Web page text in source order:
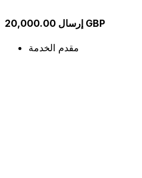
إرسال 20,000.00 GBP
مقدم الخدمة